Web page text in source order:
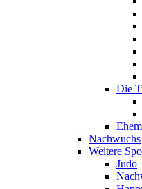
Die
Nachwuchs
Weitere
Judo